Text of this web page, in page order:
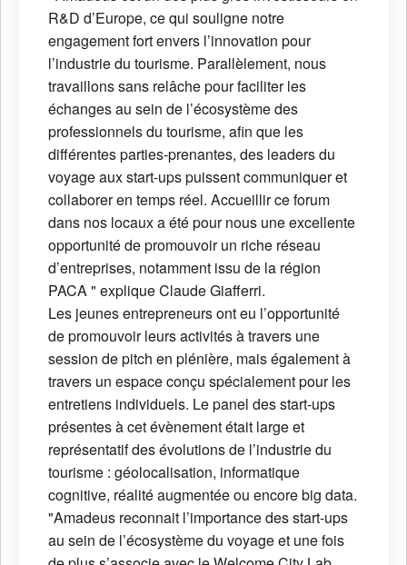
R&D d’Europe, ce qui souligne notre
engagement fort envers l’innovation pour
l’industrie du tourisme. Parallèlement, nous
travaillons sans relâche pour faciliter les
échanges au sein de l’écosystème des
professionnels du tourisme, afin que les
différentes parties-prenantes, des leaders du
voyage aux start-ups puissent communiquer et
collaborer en temps réel. Accueillir ce forum
dans nos locaux a été pour nous une excellente
opportunité de promouvoir un riche réseau
d’entreprises, notamment issu de la région
PACA " explique Claude Giafferri.
Les jeunes entrepreneurs ont eu l’opportunité
de promouvoir leurs activités à travers une
session de pitch en plénière, mais également à
travers un espace conçu spécialement pour les
entretiens individuels. Le panel des start-ups
présentes à cet évènement était large et
représentatif des évolutions de l’industrie du
tourisme : géolocalisation, informatique
cognitive, réalité augmentée ou encore big data.
"Amadeus reconnait l’importance des start-ups
au sein de l’écosystème du voyage et une fois